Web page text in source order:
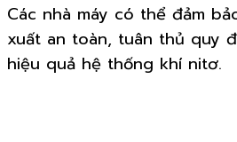
Các nhà máy có thể đảm
xuất an toàn, tuân thủ quy
hiệu quả hệ thống khí nitơ.